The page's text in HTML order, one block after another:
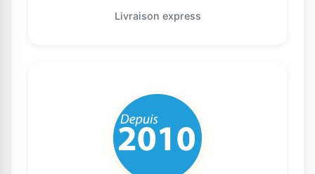
Livraison express